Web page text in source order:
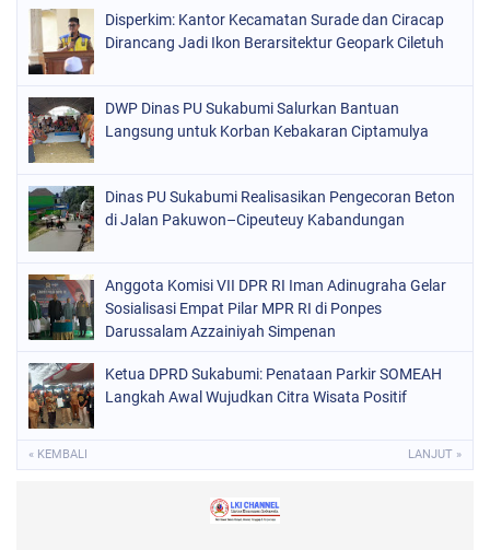
Disperkim: Kantor Kecamatan Surade dan Ciracap
Dirancang Jadi Ikon Berarsitektur Geopark Ciletuh
DWP Dinas PU Sukabumi Salurkan Bantuan
Langsung untuk Korban Kebakaran Ciptamulya
Dinas PU Sukabumi Realisasikan Pengecoran Beton
di Jalan Pakuwon–Cipeuteuy Kabandungan
Anggota Komisi VII DPR RI Iman Adinugraha Gelar
Sosialisasi Empat Pilar MPR RI di Ponpes
Darussalam Azzainiyah Simpenan
Ketua DPRD Sukabumi: Penataan Parkir SOMEAH
Langkah Awal Wujudkan Citra Wisata Positif
« KEMBALI LANJUT »